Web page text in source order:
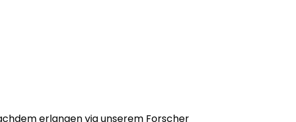
erlangen via unserem Forscher